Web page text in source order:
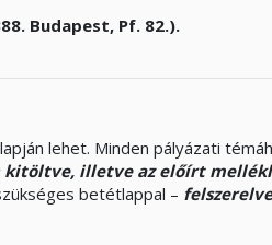
Budapest, Pf. 82.).
lehet. Minden pályázati
kitöltve, illetve az előírt
betétlappal –